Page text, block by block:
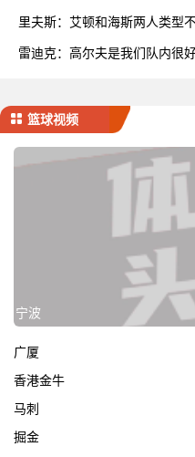
里夫斯：艾顿和海斯两人类型
雷迪克：高尔夫是我们队内很
篮球视频
宁波
广厦
香港金牛
马刺
掘金